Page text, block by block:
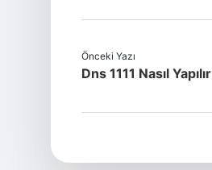
Önceki Yazı
Dns 1111 Nasıl Yapılır